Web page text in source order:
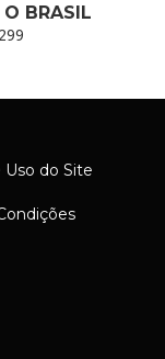
BRASIL
Uso do Site